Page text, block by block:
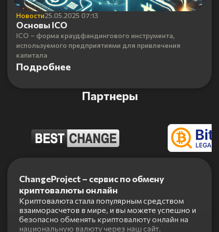
Новости25.05.2025 07:13
Основы ICO
ICO – форма краудфандингового инструмента,
используемого предприятиями для привлечения
капитала
Подробнее
Партнеры
ChangeProject – сервис по обмену
криптовалюты онлайн
Криптовалюта стала популярным средством
взаиморасчетов в мире, и вы можете успешно и
безопасно обменять криптовалюту онлайн на
национальную валюту через наш сайт.